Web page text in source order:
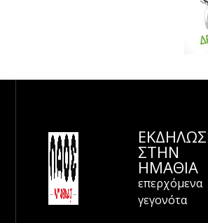
ΣΤΗΝ
ΗΜΑΘΊΑ
επερχόμενα
γεγονότα